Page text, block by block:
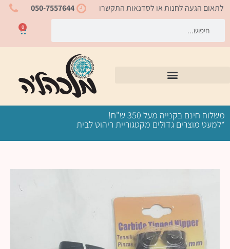
דילוג
050-7557644 לתאום הגעה לחנות או לסדנאות התקשרו
0
עגלת
קניות
משלוח חינם בקנייה מעל 350 ש"ח!
*למעט מוצרים גדולים מקטגוריית ריהוט לבית